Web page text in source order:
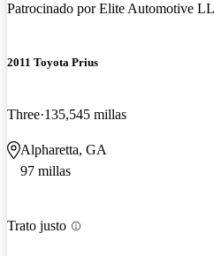
Patrocinado porElite Automotive
2011 Toyota Prius
Three 135,545 millas
Alpharetta, GA
97 millas
Trato justo